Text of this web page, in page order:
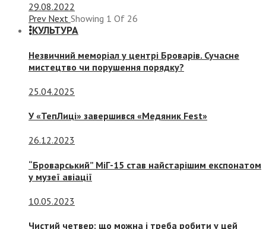
29.08.2022
Prev Next Showing 1 Of 26
КУЛЬТУРА
Незвичний меморіал у центрі Броварів. Сучасне
мистецтво чи порушення порядку?
25.04.2025
У «ТепЛиці» завершився «Медяник Fest»
26.12.2023
“Броварський” МіГ-15 став найстарішим експонатом
у музеї авіації
10.05.2023
Чистий четвер: що можна і треба робити у цей